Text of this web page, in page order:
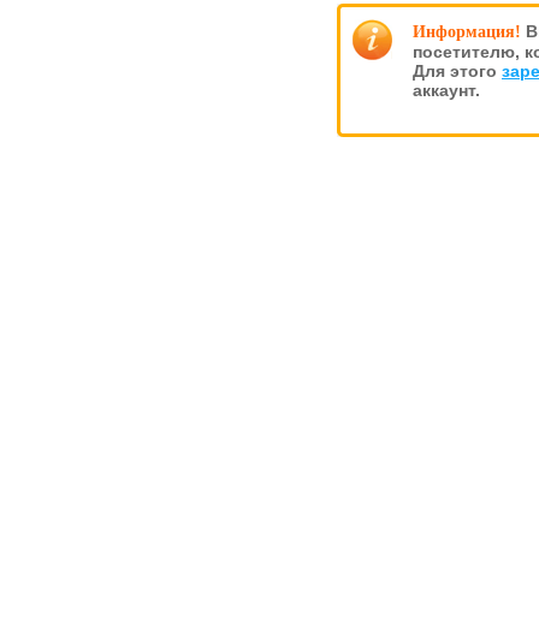
Информация!
посетителю,
Для этого
аккаунт.